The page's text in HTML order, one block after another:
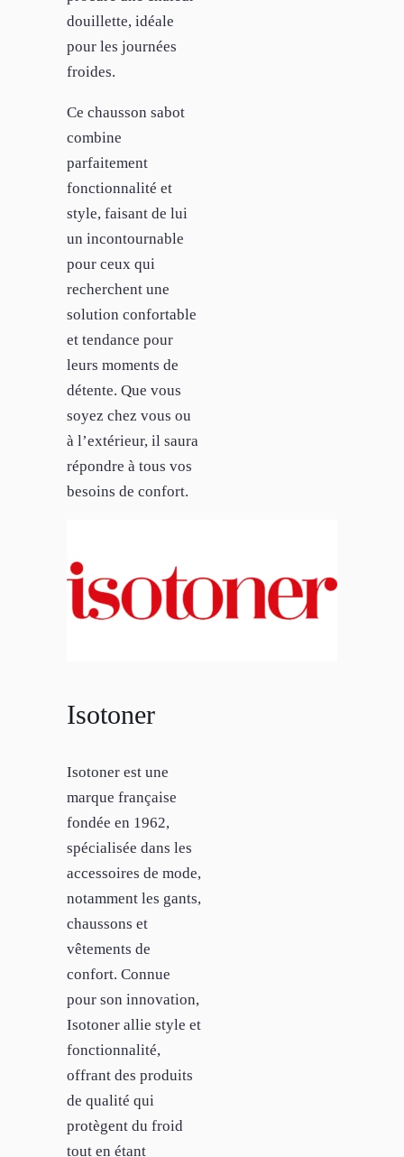
douillette, idéale
pour les journées
froides.
Ce chausson sabot
combine
parfaitement
fonctionnalité et
style, faisant de lui
un incontournable
pour ceux qui
recherchent une
solution confortable
et tendance pour
leurs moments de
détente. Que vous
soyez chez vous ou
à l’extérieur, il saura
répondre à tous vos
besoins de confort.
Isotoner
Isotoner est une
marque française
fondée en 1962,
spécialisée dans les
accessoires de mode,
notamment les gants,
chaussons et
vêtements de
confort. Connue
pour son innovation,
Isotoner allie style et
fonctionnalité,
offrant des produits
de qualité qui
protègent du froid
tout en étant